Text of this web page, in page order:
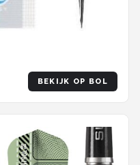
BEKIJK OP BOL